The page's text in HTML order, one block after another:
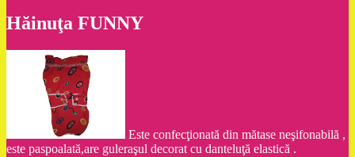
Hăinuţa FUNNY
Este confecţionată din mătase neşifonabilă ,
este paspoalată,are guleraşul decorat cu danteluţă elastică .